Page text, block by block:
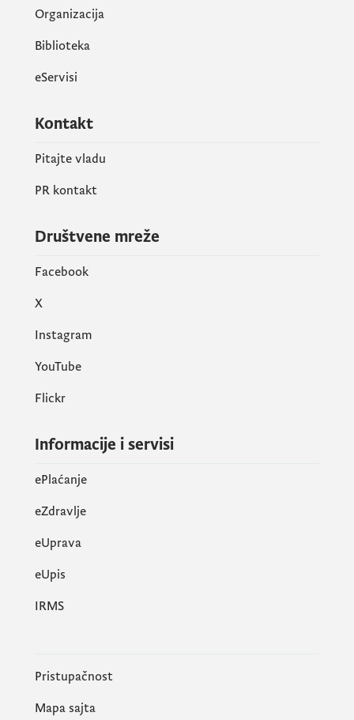
Organizacija
Biblioteka
eServisi
Kontakt
Pitajte vladu
PR kontakt
Društvene mreže
Facebook
X
Instagram
YouTube
Flickr
Informacije i servisi
ePlaćanje
eZdravlje
eUprava
еUpis
IRMS
Pristupačnost
Mapa sajta